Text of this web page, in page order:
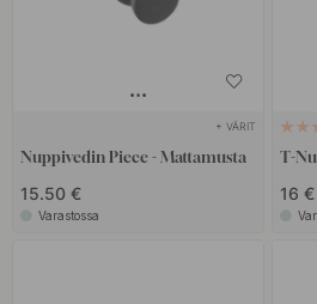
+ VÄRIT
Nuppivedin Piece - Mattamusta
15.50 €
Varastossa
T-
16 €